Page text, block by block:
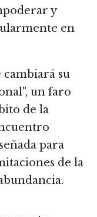
y
en
cambiará su
un faro
de la
para
de la